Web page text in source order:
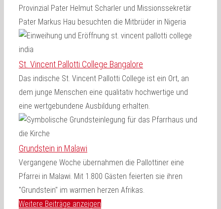
Provinzial Pater Helmut Scharler und Missionssekretär
Pater Markus Hau besuchten die Mitbrüder in Nigeria
St. Vincent Pallotti College Bangalore
Das indische St. Vincent Pallotti College ist ein Ort, an
dem junge Menschen eine qualitativ hochwertige und
eine wertgebundene Ausbildung erhalten.
Grundstein in Malawi
Vergangene Woche übernahmen die Pallottiner eine
Pfarrei in Malawi. Mit 1.800 Gästen feierten sie ihren
"Grundstein" im warmen herzen Afrikas.
Weitere Beiträge anzeigen